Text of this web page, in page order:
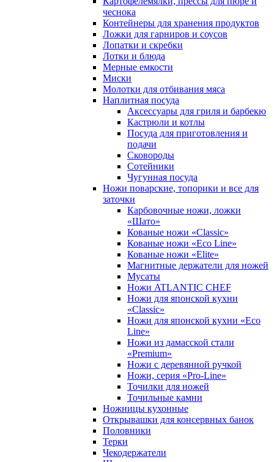
чеснока
Контейнеры для хранения продуктов
Ложки для гарниров и соусов
Лопатки и скребки
Лотки и блюда
Мерные емкости
Миски
Молотки для отбивания мяса
Наплитная посуда
Аксессуары для гриля и барбекю
Кастрюли и котлы
Посуда для приготовления и
подачи
Сковороды
Сотейники
Чугунная посуда
Ножи поварские, топорики и все для
заточки
Карбовочные ножи, ложки
«Шато»
Кованые ножи «Classic»
Кованые ножи «Eco Line»
Кованые ножи «Elite»
Магнитные держатели для ножей
Мусаты
Ножи ATLANTIC CHEF
Ножи для японской кухни
«Classic»
Ножи для японской кухни «Eco
Line»
Ножи из дамасской стали
«Premium»
Ножи с деревянной ручкой
Ножи, серия «Pro-Line»
Точилки для ножей
Точильные камни
Ножницы кухонные
Открывашки для консервных банок
Половники
Терки
Чекодержатели